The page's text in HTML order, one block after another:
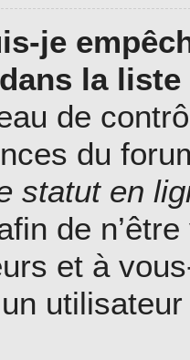
je
la
de
du
statut en
de
et à